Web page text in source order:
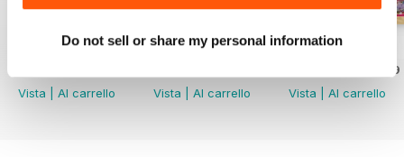
Do not sell or share my personal information
July 2026
Vista
Al carrello
June 2026
Vista
Al carrello
May 2026
€3,49
Vista
Al carrello